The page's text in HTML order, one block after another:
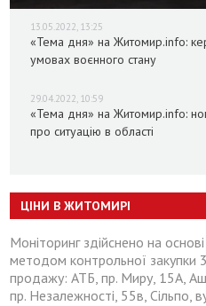
13.05.2022, 13:25
«Тема дня» на Житомир.info:
умовах воєнного стану
29.04.2022, 10:59
«Тема дня» на Житомир.info:
про ситуацію в області
ЦІНИ В ЖИТОМИРІ
Моніторинг здійснено на
методом контрольної закупки
продажу: АТБ, пр. Миру, 15А,
пр. Незалежності, 55в, Сільпо,